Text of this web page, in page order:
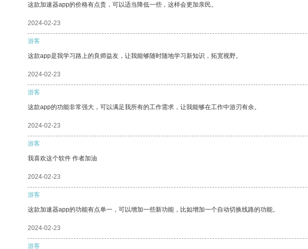
这款加速器app的价格有点贵，可以适当降低一些，这样会更加亲民。
2024-02-23
游客
这款app是我学习路上的良师益友，让我能够随时随地学习新知识，拓宽视野。
2024-02-23
游客
这款app的功能非常强大，可以满足我所有的工作需求，让我能够在工作中游刃有余。
2024-02-23
游客
我喜欢这个软件 作者加油
2024-02-23
游客
这款加速器app的功能有点单一，可以增加一些新功能，比如增加一个自动切换线路的功能。
2024-02-23
游客